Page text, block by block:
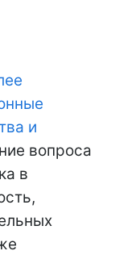
и
вопроса
в